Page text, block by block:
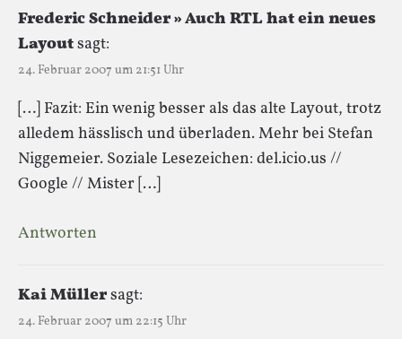
Frederic Schneider » Auch RTL hat ein neues
Layoutsagt:
24. Februar 2007 um 21:51 Uhr
[…] Fazit: Ein wenig besser als das alte Layout, trotz
alledem hässlisch und überladen. Mehr bei Stefan
Niggemeier. Soziale Lesezeichen: del.icio.us //
Google // Mister […]
Antworten
Kai Müllersagt:
24. Februar 2007 um 22:15 Uhr